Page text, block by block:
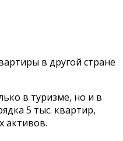
в другой стране
в туризме, но и в
5 тыс. квартир,
активов.